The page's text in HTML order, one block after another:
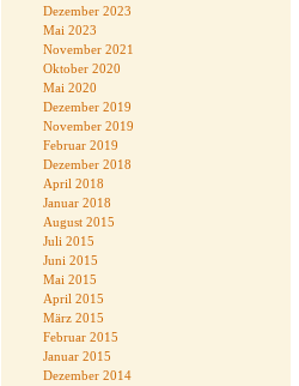
Dezember 2023
Mai 2023
November 2021
Oktober 2020
Mai 2020
Dezember 2019
November 2019
Februar 2019
Dezember 2018
April 2018
Januar 2018
August 2015
Juli 2015
Juni 2015
Mai 2015
April 2015
März 2015
Februar 2015
Januar 2015
Dezember 2014